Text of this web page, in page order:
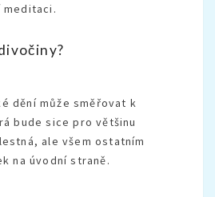
meditaci.
dění může směřovat k
bude sice pro většinu
ale všem ostatním
na úvodní straně.